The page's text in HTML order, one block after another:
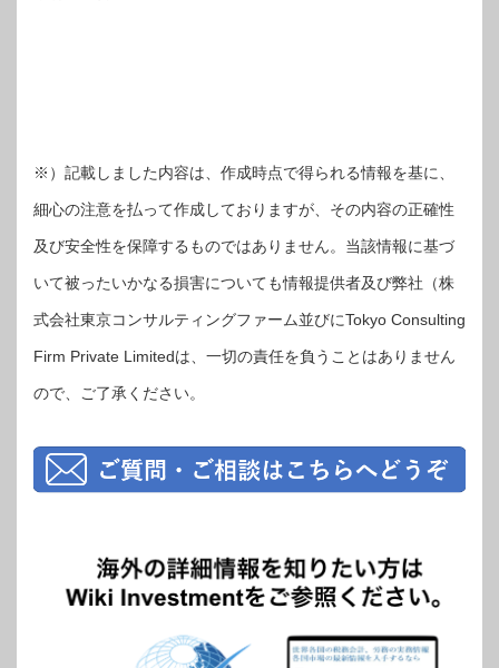
※）記載しました内容は、作成時点で得られる情報を基に、
細心の注意を払って作成しておりますが、その内容の正確性
及び安全性を保障するものではありません。当該情報に基づ
いて被ったいかなる損害についても情報提供者及び弊社（株
式会社東京コンサルティングファーム並びにTokyo Consulting
Firm Private Limitedは、一切の責任を負うことはありません
ので、ご了承ください。